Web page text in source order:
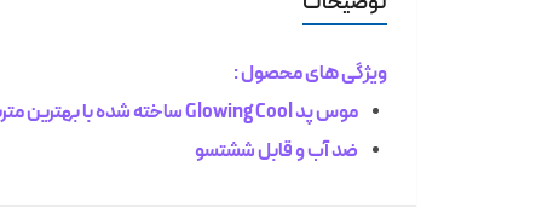
ویژگی های محصول :
موس پد Glowing Cool ساخته شده با بهترین متریال
ضد آب و قابل ششتسو